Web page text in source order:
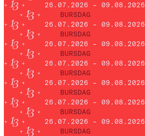
26.07.2026 – 09.08.2026
BURSDAG
26.07.2026 – 09.08.2026
BURSDAG
26.07.2026 – 09.08.2026
BURSDAG
26.07.2026 – 09.08.2026
BURSDAG
26.07.2026 – 09.08.2026
BURSDAG
26.07.2026 – 09.08.2026
BURSDAG
26.07.2026 – 09.08.2026
BURSDAG